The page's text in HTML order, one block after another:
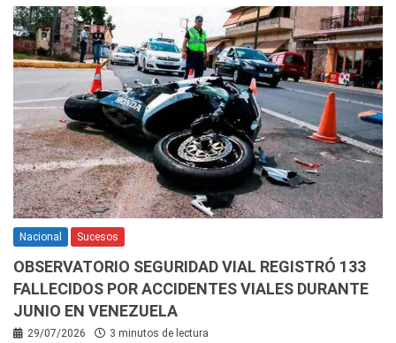
Nacional Sucesos
OBSERVATORIO SEGURIDAD VIAL REGISTRÓ 133
FALLECIDOS POR ACCIDENTES VIALES DURANTE
JUNIO EN VENEZUELA
29/07/2026 3 minutos de lectura